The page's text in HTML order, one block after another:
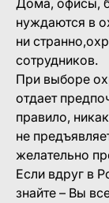
Дома, офисы,
нуждаются в
ни
сотрудников.
При выборе
отдает
правило,
не
желательно
Если вдруг в
знайте – Вы